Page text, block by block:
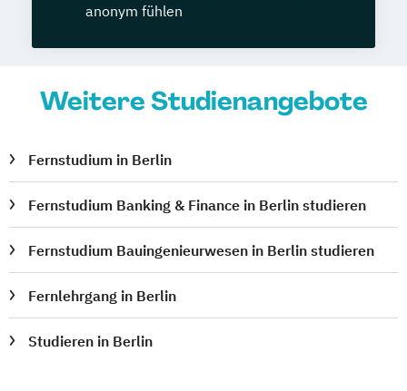
anonym fühlen
Weitere Studienangebote
Fernstudium in Berlin
Fernstudium Banking & Finance in Berlin studieren
Fernstudium Bauingenieurwesen in Berlin studieren
Fernlehrgang in Berlin
Studieren in Berlin